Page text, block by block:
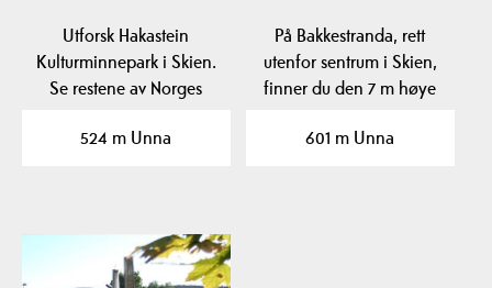
Utforsk Hakastein
Kulturminnepark i Skien.
Se restene av Norges
524 m Unna
På Bakkestranda, rett
utenfor sentrum i Skien,
finner du den 7 m høye
601 m Unna